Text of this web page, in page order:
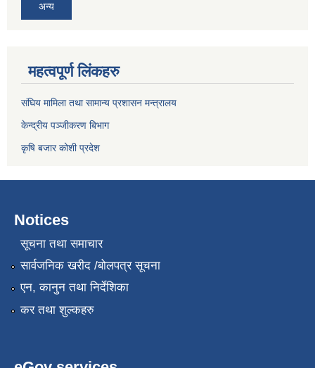
अन्य
महत्वपूर्ण लिंकहरु
संघिय मामिला तथा सामान्य प्रशासन मन्त्रालय
केन्द्रीय पञ्जीकरण बिभाग
कृषि बजार कोशी प्रदेश
Notices
सूचना तथा समाचार
सार्वजनिक खरीद /बोलपत्र सूचना
एन, कानुन तथा निर्देशिका
कर तथा शुल्कहरु